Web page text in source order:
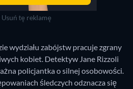
Usuń tę reklamę
wydziału zabójstw pracuje zgrany
kobiet. Detektyw Jane Rizzoli
policjantka o silnej osobowości.
śledczych odznacza się